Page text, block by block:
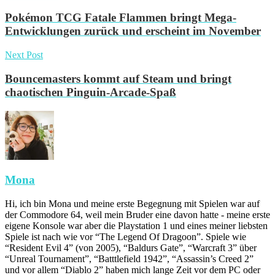
Pokémon TCG Fatale Flammen bringt Mega-
Entwicklungen zurück und erscheint im November
Next Post
Bouncemasters kommt auf Steam und bringt
chaotischen Pinguin-Arcade-Spaß
Mona
Hi, ich bin Mona und meine erste Begegnung mit Spielen war auf
der Commodore 64, weil mein Bruder eine davon hatte - meine erste
eigene Konsole war aber die Playstation 1 und eines meiner liebsten
Spiele ist nach wie vor “The Legend Of Dragoon”. Spiele wie
“Resident Evil 4” (von 2005), “Baldurs Gate”, “Warcraft 3” über
“Unreal Tournament”, “Batttlefield 1942”, “Assassin’s Creed 2”
und vor allem “Diablo 2” haben mich lange Zeit vor dem PC oder